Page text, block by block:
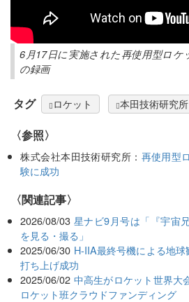
6月17日に実施された再使用型ロケ
の録画
タグ ロケット 本田技術研究所
〈参照〉
株式会社本田技術研究所： 再使用型
験に成功
関連記事
2026/08/03 星ナビ9月号は「『宇宙
を見る・撮る」
2025/06/30 H-IIA最終号機による地
打ち上げ成功
2025/06/02 中高生がロケット世界大
ロケット班クラウドファンディング